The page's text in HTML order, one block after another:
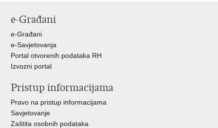
FacebookuTwitteru
e-Građani
e-Građani
e-Savjetovanja
Portal otvorenih podataka RH
Izvozni portal
Pristup informacijama
Pravo na pristup informacijama
Savjetovanje
Zaštita osobnih podataka